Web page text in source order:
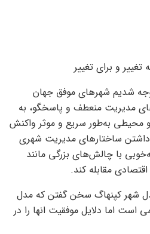
و برای تغییر
شدیم شهرهای موفق جهان
مدیریت منعطف و پاسخگو، به
محیطی به‌طور سریع و موثر واکنش
ساختارهای مدیریت شهری
با چالش‌های بزرگی مانند
مقابله کند.
مدل شهر کپنهاگ سخن گفتن که مدل
است اما دلایل موفقیت انها را در